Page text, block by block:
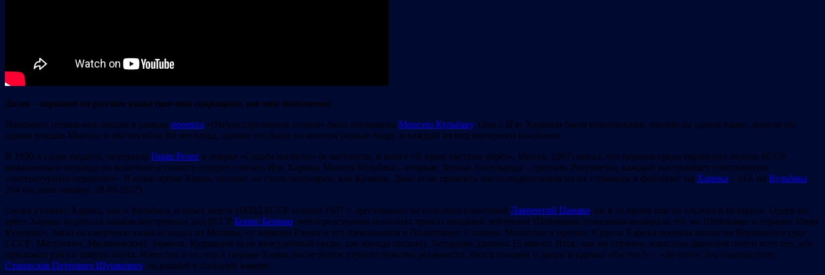
Далее – вариант на русском языке (кое-что сокращено, кое-что дополнено)
Напомню: первая моя лекция в рамках проекта «(Не)расстрелянная поэзия» была посвящена Моисею Кульбаку. Они с Изи Хариком были ровесниками, писали на одном языке, ходили по
одним улицам Минска и оба погибли 80 лет назад, однако это были во многом разные люди, и каждый из них интересен по-своему.
В 1990-х годах педагог, литератор Гирш Релес в очерке «Судьба когорты» (в частности, в книге «В краю светлых берёз», Минск, 1997) писал, что первым среди еврейских поэтов БССР
межвоенного периода по величине и таланту следует считать Изи Харика, Моисея Кульбака – вторым, Зелика Аксельрода – третьим. Разумеется, каждый выстраивает собственную
«литературную иерархию». В наше время Харик, похоже, не столь популярен, как Кульбак. Даже если сравнить число подписчиков на их страницы в фейсбуке: на Харика – 113, на Кульбака –
264 (на день лекции, 28.09.2017).
Снова уточню: Харика, как и Кульбака, и иных жертв НКВД БССР осенью 1937 г. арестовывал не печально известный Лаврентий Цанава, он в то время еще не служил в Беларуси. Ордер на
арест Харика подписал нарком внутренних дел БССР Борис Берман, непосредственно исполнял приказ младший лейтенант Шейнкман, показания выбивали тот же Шейнкман и сержант Иван
Кунцевич. Заказ на смертную казнь исходил из Москвы, от наркома Ежова и его начальников в Политбюро: Сталина, Молотова и прочих. Судила Харика военная коллегия Верховного суда
СССР: Матулевич, Миляновский, Зарянов, Кудрявцев (а не внесудебный орган, как иногда писали). Заседание длилось 15 минут. Итак, как ни странно, известны фамилии почти всех тех, кто
приложил руку к смерти поэта. Известно и то, что в тюрьме Харик после пыток утратил чувство реальности, бился головой о двери и кричал «Far vos?» – «За что?» Это слышал поэт
Станислав Петрович Шушкевич, сидевший в соседней камере.